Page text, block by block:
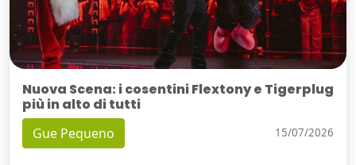
Nuova Scena: i cosentini Flextony e Tigerplug
più in alto di tutti
Gue Pequeno 15/07/2026